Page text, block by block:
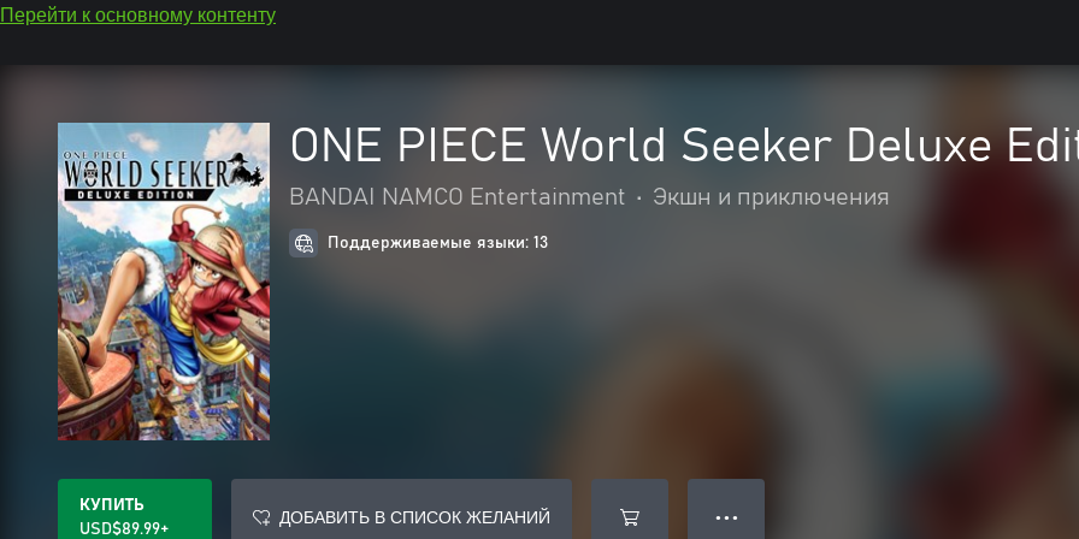
Перейти к основному контенту
ONE PIECE World Seeker Deluxe
BANDAI NAMCO Entertainment • Экшн и приключения
Поддерживаемые языки: 13
КУПИТЬ
USD$89.99+
ДОБАВИТЬ В СПИСОК ЖЕЛАНИЙ ● ● ●